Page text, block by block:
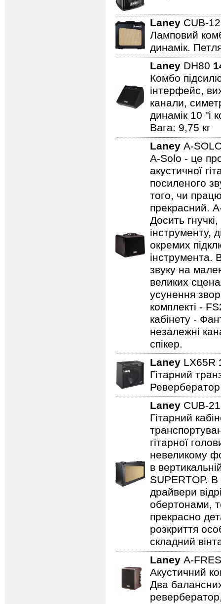
Laney CUB-
Ламповий
динамік.
Laney DH80
Комбо
інтерфейс,
канали,
динамік 10 "і
Вага: 9,75 кг
Laney A-
A-Solo - це
акустичної
посиленого
того, чи
прекрасний.
Досить
інструменту,
окремих
інструмента.
звуку на
великих
усунення
комплекті -
кабінету -
незалежні
спікер.
Laney LX65R
Гітарний
Laney CUB-
Гітарний
гітарної
невеликому
в
SUPERTOP. В
драйвери
обертонами,
прекрасно
розкриття
складний
Laney A-
Акустичний
Два